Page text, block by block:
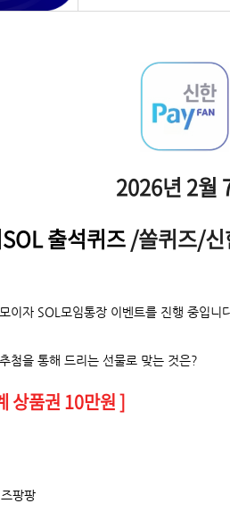
2026년 2월
출석퀴즈/쏠퀴즈/신
이자 SOL모임통장 이벤트를 진행 중입
첨을 통해 드리는 선물로 맞는 것은?
상품권 10만원 ]
팡팡